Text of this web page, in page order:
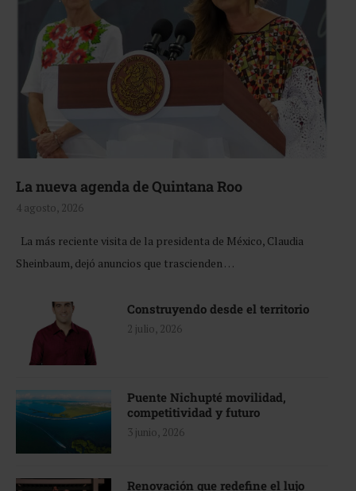
La nueva agenda de Quintana Roo
4 agosto, 2026
La más reciente visita de la presidenta de México, Claudia
Sheinbaum, dejó anuncios que trascienden …
Construyendo desde el territorio
2 julio, 2026
Puente Nichupté movilidad,
competitividad y futuro
3 junio, 2026
Renovación que redefine el lujo